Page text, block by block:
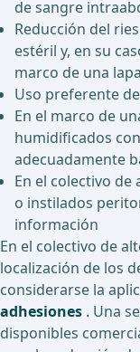
de sangre
Reducción del
estéril y, en su
marco de una
Uso preferente
En el marco de
humidificados
adecuadamente
En el colectivo
o instilados
información
En el colectivo de
localización de los
considerarse la
adhesiones . Una
disponibles